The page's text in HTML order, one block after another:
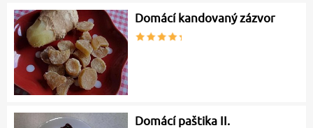
Domácí kandovaný zázvor
Domácí paštika II.